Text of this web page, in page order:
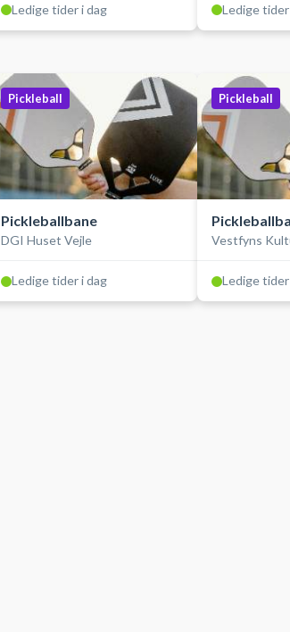
Ledige tider i dag Ledige
Pickleball
Pickleballbane
DGI Huset Vejle
Ledige tider i dag
Pickleball
Vestfyns
Ledige